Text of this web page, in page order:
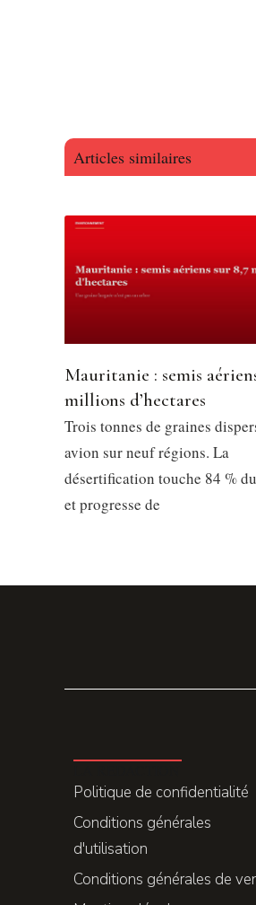
Articles similaires
Mauritanie : semis
millions d’hectares
Trois tonnes de graines
avion sur neuf régions. La
désertification touche 84 %
et progresse de
Politique de confidentialité
Conditions générales
d'utilisation
Conditions générales de